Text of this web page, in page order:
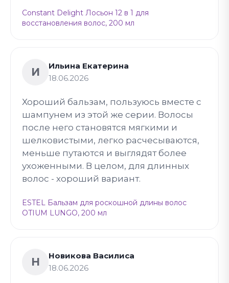
Constant Delight Лосьон 12 в 1 для
восстановления волос, 200 мл
И
Ильина Екатерина
18.06.2026
Хороший бальзам, пользуюсь вместе с
шампунем из этой же серии. Волосы
после него становятся мягкими и
шелковистыми, легко расчесываются,
меньше путаются и выглядят более
ухоженными. В целом, для длинных
волос - хороший вариант.
ESTEL Бальзам для роскошной длины волос
OTIUM LUNGO, 200 мл
Н
Новикова Василиса
18.06.2026